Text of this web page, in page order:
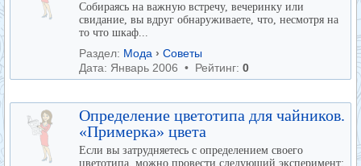
Собираясь на важную встречу, вечеринку или
свидание, вы вдруг обнаруживаете, что, несмотря на
то что шкаф...
Раздел: Мода › Советы
Дата: Январь 2006 • Рейтинг: 0
Определение цветотипа для чайников.
«Примерка» цвета
Если вы затрудняетесь с определением своего
цветотипа, можно провести следующий эксперимент: